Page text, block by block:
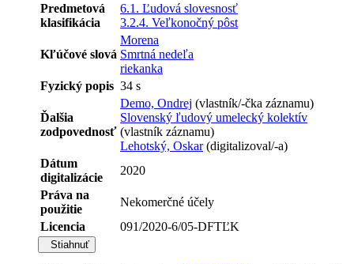
Predmetová
klasifikácia
6.1. Ľudová slovesnosť
3.2.4. Veľkonočný pôst
Kľúčové slová
Morena
Smrtná nedeľa
riekanka
Fyzický popis 34 s
Ďalšia
zodpovednosť
Demo, Ondrej (vlastník/-čka záznamu)
Slovenský ľudový umelecký kolektív
(vlastník záznamu)
Lehotský, Oskar(digitalizoval/-a)
Dátum
digitalizácie
2020
Práva na
použitie
Nekomerčné účely
Licencia
091/2020-6/05-DFTĽK
Stiahnuť